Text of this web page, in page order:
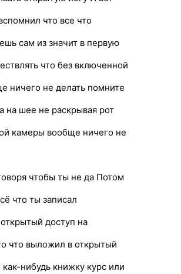
что все что
сам из значит в первую
что без включенной
ничего не делать помните
на шее не раскрывая рот
камеры вообще ничего не
чтобы ты не да Потом
что ты записал
доступ на
что выложил в открытый
как-нибудь книжку курс или